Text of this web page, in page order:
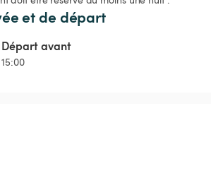
et de départ
Départ avant
15:00